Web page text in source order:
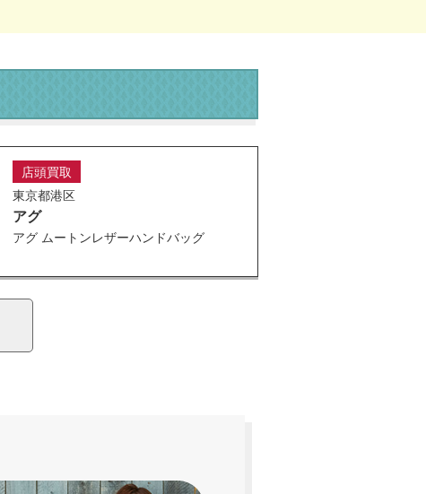
店頭買取
東京都港区
アグ
アグ ムートンレザーハンドバッグ